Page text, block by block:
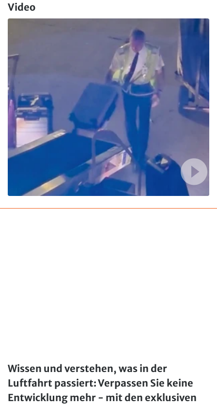
Video
Wissen und verstehen, was in der
Luftfahrt passiert: Verpassen Sie keine
Entwicklung mehr - mit den exklusiven